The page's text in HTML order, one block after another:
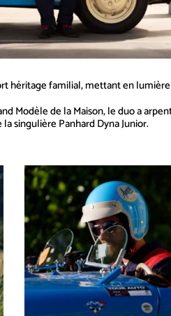
héritage familial, mettant en
Modèle de la Maison, le duo a
singulière Panhard Dyna Junior.